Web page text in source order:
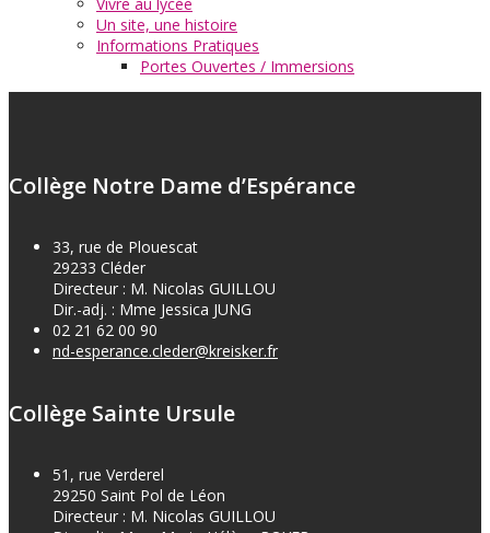
Un site, une histoire
Informations Pratiques
Portes Ouvertes / Immersions
Collège Notre Dame d’Espérance
33, rue de Plouescat
29233 Cléder
Directeur : M. Nicolas GUILLOU
Dir.-adj. : Mme Jessica JUNG
02 21 62 00 90
nd-esperance.cleder@kreisker.fr
Collège Sainte Ursule
51, rue Verderel
29250 Saint Pol de Léon
Directeur : M. Nicolas GUILLOU